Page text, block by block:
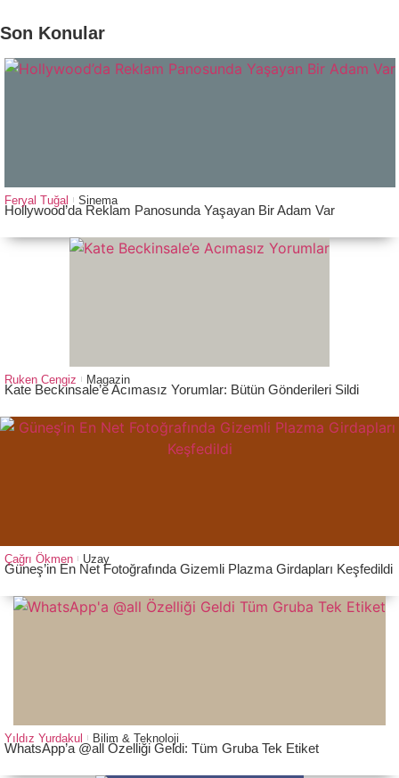
Son Konular
Feryal Tuğal Sinema
Hollywood’da Reklam Panosunda Yaşayan Bir Adam Var
Ruken Cengiz Magazin
Kate Beckinsale’e Acımasız Yorumlar: Bütün Gönderileri Sildi
Çağrı Ökmen Uzay
Güneş’in En Net Fotoğrafında Gizemli Plazma Girdapları Keşfedildi
Yıldız Yurdakul Bilim & Teknoloji
WhatsApp’a @all Özelliği Geldi: Tüm Gruba Tek Etiket